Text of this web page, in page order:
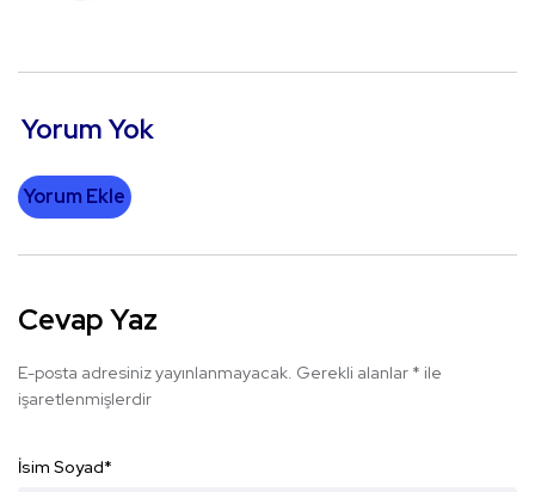
Yorum Yok
Yorum Ekle
Cevap Yaz
E-posta adresiniz yayınlanmayacak. Gerekli alanlar * ile
işaretlenmişlerdir
İsim Soyad*